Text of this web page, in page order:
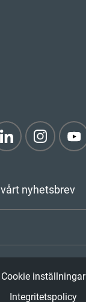
nyhetsbrev
Cookie inställningar
Integritetspolicy